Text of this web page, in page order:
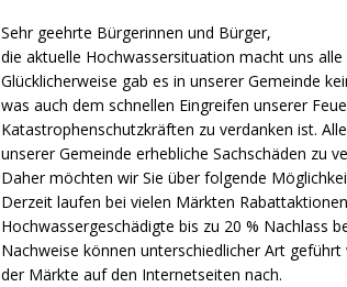
Sehr geehrte Bürgerinnen und Bürger,
die aktuelle Hochwassersituation macht uns
Glücklicherweise gab es in unserer Gemeinde
was auch dem schnellen Eingreifen unserer
Katastrophenschutzkräften zu verdanken ist.
unserer Gemeinde erhebliche Sachschäden zu
Daher möchten wir Sie über folgende
Derzeit laufen bei vielen Märkten
Hochwassergeschädigte bis zu 20 % Nachlass
Nachweise können unterschiedlicher Art
der Märkte auf den Internetseiten nach.